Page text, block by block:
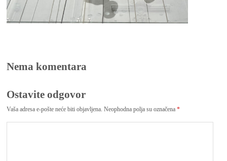
Nema komentara
Ostavite odgovor
Vaša adresa e-pošte neće biti objavljena. Neophodna polja su označena*